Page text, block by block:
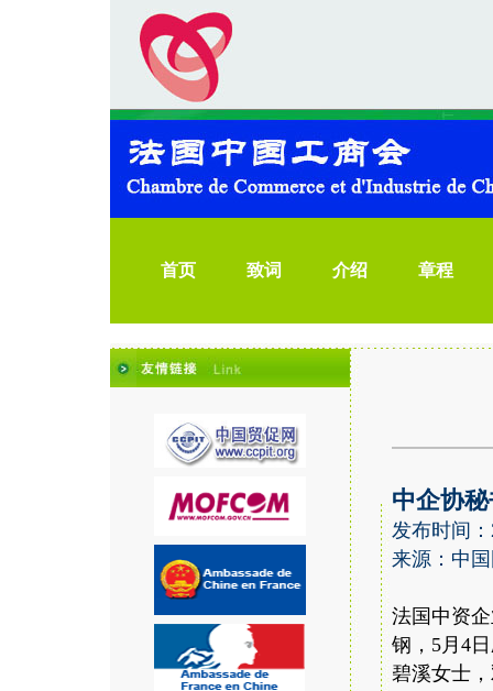
首页 致词 介绍 章程
中企协
发布时间
来源：中
法国中资
钢，5月4
碧溪女士